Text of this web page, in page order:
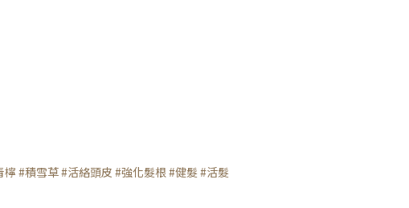
檸 #積雪草#活絡頭皮 #強化髮根#健髮#活髮